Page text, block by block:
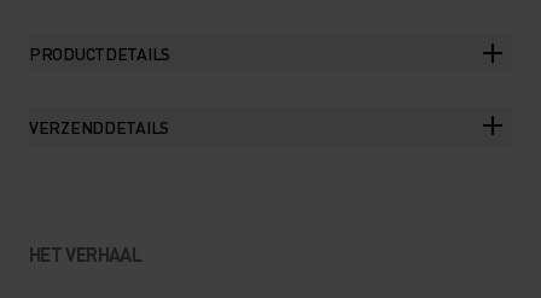
PRODUCTDETAILS
VERZENDDETAILS
HET VERHAAL